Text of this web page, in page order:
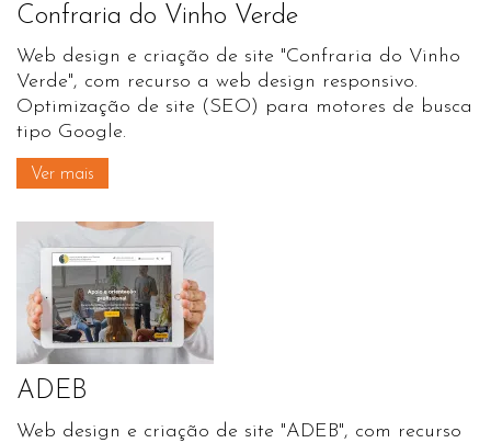
Confraria do Vinho Verde
Web design e criação de site "Confraria do Vinho
Verde", com recurso a web design responsivo.
Optimização de site (SEO) para motores de busca
tipo Google.
Ver mais
ADEB
Web design e criação de site "ADEB", com recurso